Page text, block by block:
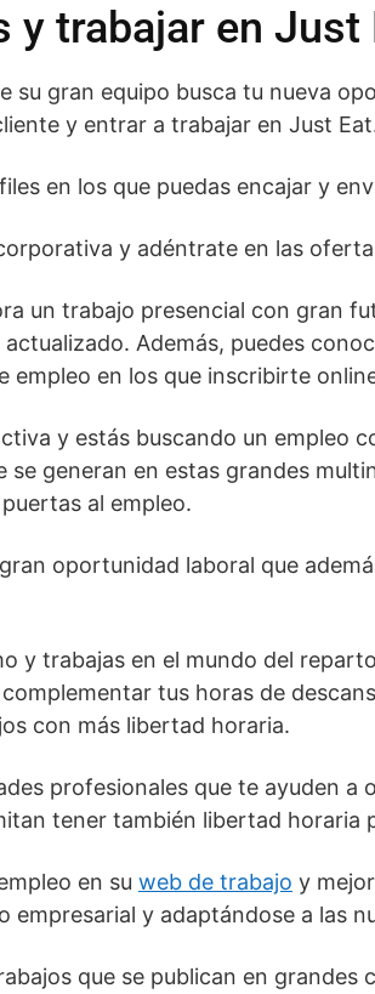
y trabajar en Just
su gran equipo busca tu nueva
y entrar a trabajar en Just
en los que puedas encajar y
y adéntrate en las
un trabajo presencial con gran
Además, puedes
empleo en los que inscribirte
y estás buscando un empleo
se generan en estas grandes
al empleo.
oportunidad laboral que
y trabajas en el mundo del
tus horas de
con más libertad horaria.
profesionales que te ayuden
tener también libertad horaria
en su web de trabajo y
empresarial y adaptándose a las
que se publican en grandes